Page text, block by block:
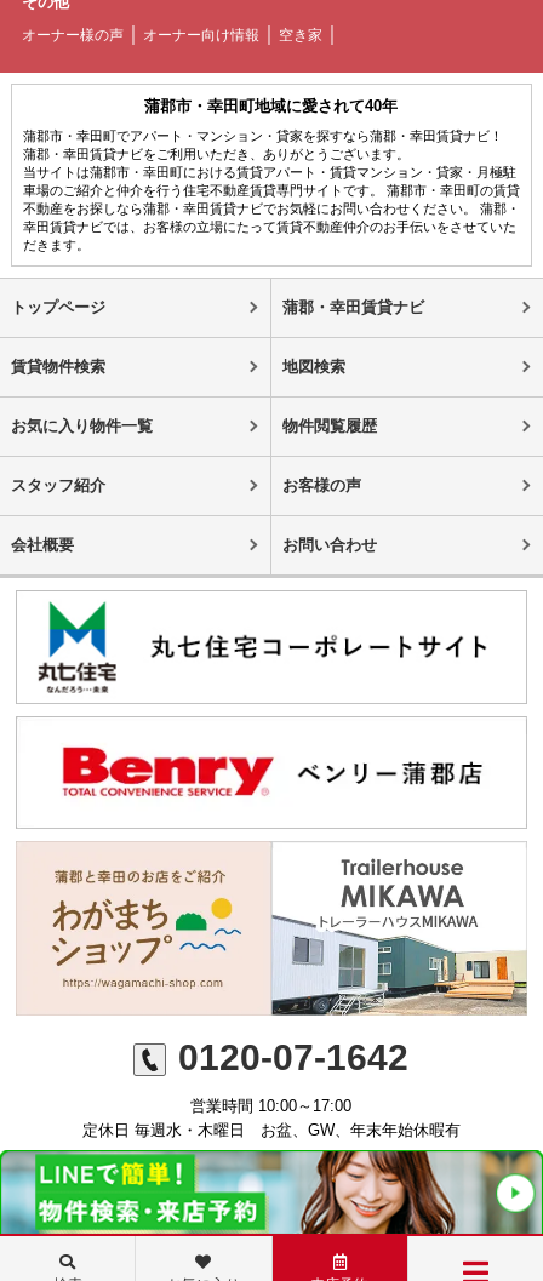
オーナー様の声 オーナー向け情報 空き家
蒲郡市・幸田町地域に愛されて40年
蒲郡市・幸田町でアパート・マンション・貸家を探すなら蒲郡・幸田賃貸ナビ！
蒲郡・幸田賃貸ナビをご利用いただき、ありがとうございます。
当サイトは蒲郡市・幸田町における賃貸アパート・賃貸マンション・貸家・月極駐
車場のご紹介と仲介を行う住宅不動産賃貸専門サイトです。 蒲郡市・幸田町の賃貸
不動産をお探しなら蒲郡・幸田賃貸ナビでお気軽にお問い合わせください。 蒲郡・
幸田賃貸ナビでは、お客様の立場にたって賃貸不動産仲介のお手伝いをさせていた
だきます。
トップページ 蒲郡・幸田賃貸ナビ
賃貸物件検索 地図検索
お気に入り物件一覧 物件閲覧履歴
スタッフ紹介 お客様の声
会社概要 お問い合わせ
0120-07-1642
営業時間 10:00～17:00
定休日 毎週水・木曜日 お盆、GW、年末年始休暇有
©ミニミニFC蒲郡店 丸七住宅株式会社